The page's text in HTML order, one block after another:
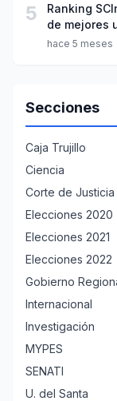
5
Ranking
de mejores
hace 5 meses
Secciones
Caja Trujillo
Ciencia
Corte de
Elecciones 2020
Elecciones 2021
Elecciones 2022
Gobierno
Internacional
Investigación
MYPES
SENATI
U. del Santa